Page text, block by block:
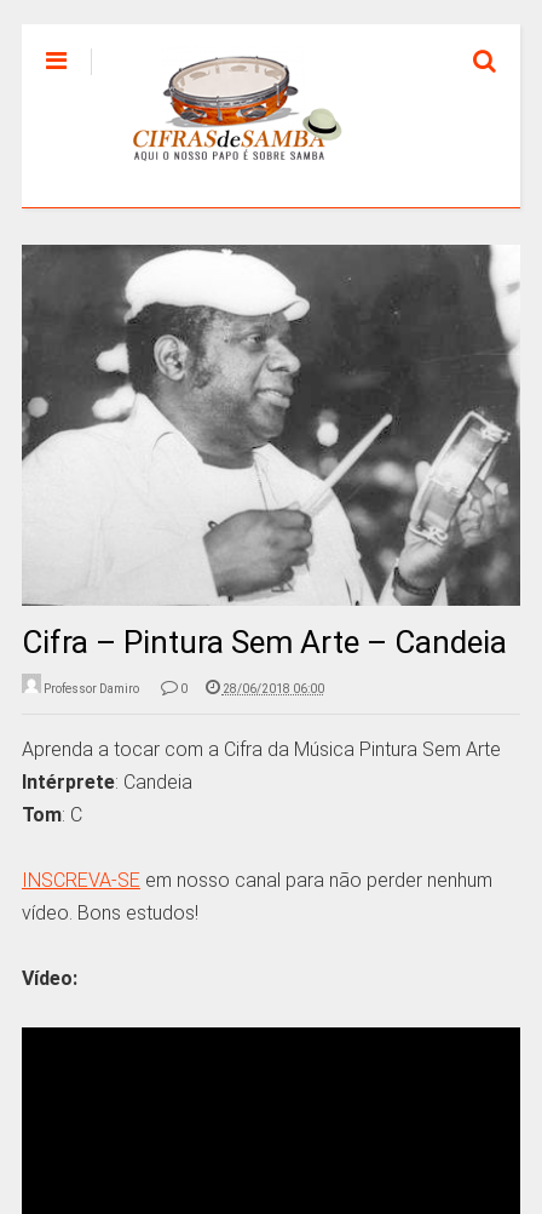
Cifra – Pintura Sem Arte – Candeia
Professor Damiro 0 28/06/2018 06:00
Aprenda a tocar com a Cifra da Música Pintura Sem Arte
Intérprete: Candeia
Tom: C
INSCREVA-SE em nosso canal para não perder nenhum
vídeo. Bons estudos!
Vídeo: